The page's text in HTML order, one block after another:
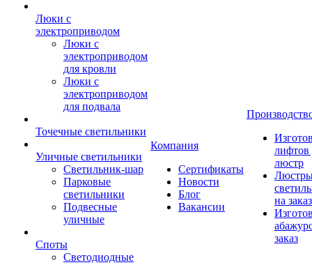
Люки с
электроприводом
Люки с
электроприводом
для кровли
Люки с
электроприводом
для подвала
Точечные светильники
Уличные светильники
Светильник-шар
Парковые
светильники
Подвесные
уличные
Споты
Светодиодные
Компания
Сертификаты
Новости
Блог
Вакансии
лифтов
люстр
на заказ
заказ